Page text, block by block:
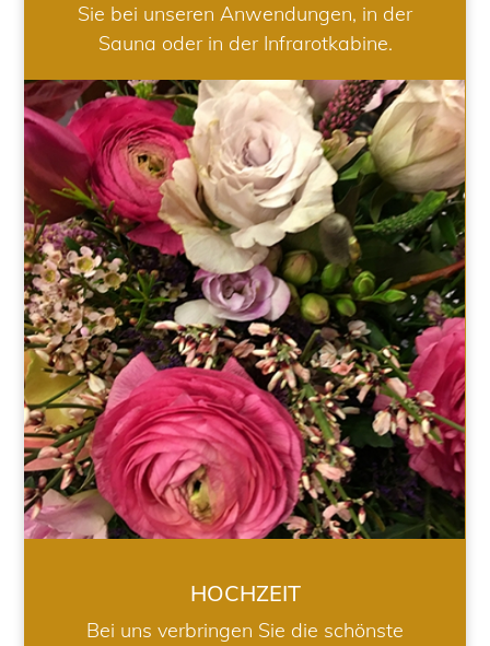
Sie bei unseren Anwendungen, in der
Sauna oder in der Infrarotkabine.
HOCHZEIT
HOCHZEIT
Bei uns verbringen Sie die schönste